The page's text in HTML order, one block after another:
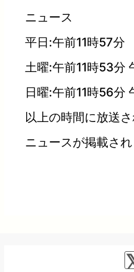
ニュース
平日:午前11時57分
土曜:午前11時53分
日曜:午前11時56分
以上の時間に放送さ
ニュースが掲載され